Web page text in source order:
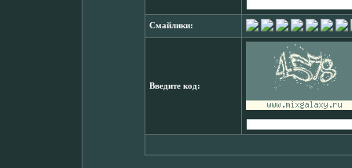
Смайлики:
Введите код: